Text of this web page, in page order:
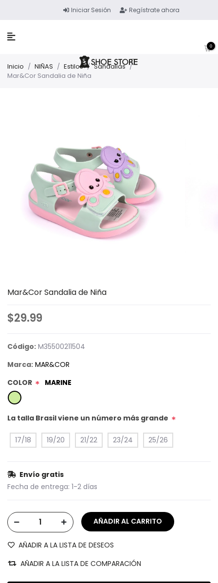
Iniciar Sesión Regístrate ahora
0
Inicio / NIÑAS / Estilos / Sandalias /
Mar&Cor Sandalia de Niña
Mar&Cor Sandalia de Niña
$29.99
Código: M35500211504
Marca: MAR&COR
COLOR * MARINE
La talla Brasil viene un número más grande *
17/18 19/20 21/22 23/24 25/26
Envío gratis
Fecha de entrega: 1-2 días
AÑADIR A LA LISTA DE DESEOS
AÑADIR A LA LISTA DE COMPARACIÓN